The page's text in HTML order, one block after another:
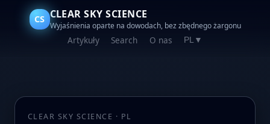
CS CLEAR SKY SCIENCE
Wyjaśnienia oparte na dowodach, bez zbędnego żargonu
Artykuły Search O nas PL▼
CLEAR SKY SCIENCE · PL